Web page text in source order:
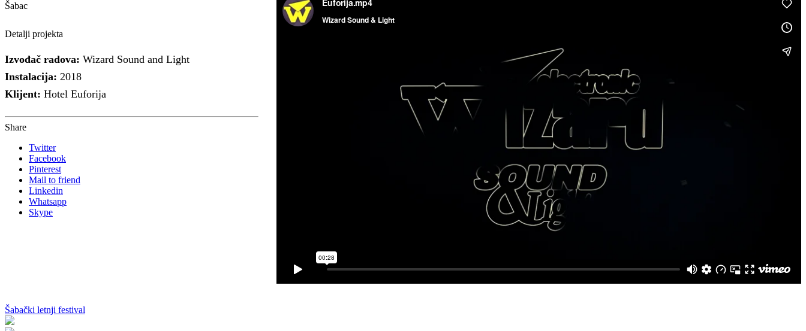
Šabac
Detalji projekta
Izvođač radova: Wizard Sound and Light
Instalacija: 2018
Klijent: Hotel Euforija
Share
Twitter
Facebook
Pinterest
Mail to friend
Linkedin
Whatsapp
Skype
Šabački letnji festival